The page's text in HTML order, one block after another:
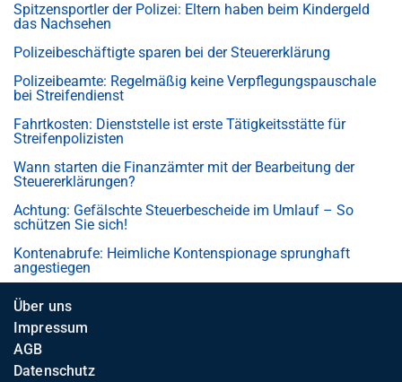
Spitzensportler der Polizei: Eltern haben beim Kindergeld
das Nachsehen
Polizeibeschäftigte sparen bei der Steuererklärung
Polizeibeamte: Regelmäßig keine Verpflegungspauschale
bei Streifendienst
Fahrtkosten: Dienststelle ist erste Tätigkeitsstätte für
Streifenpolizisten
Wann starten die Finanzämter mit der Bearbeitung der
Steuererklärungen?
Achtung: Gefälschte Steuerbescheide im Umlauf – So
schützen Sie sich!
Kontenabrufe: Heimliche Kontenspionage sprunghaft
angestiegen
Über uns
Impressum
AGB
Datenschutz